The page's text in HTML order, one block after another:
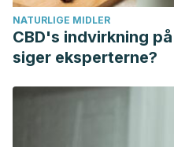
NATURLIGE MIDLER
CBD's indvirkning
siger eksperterne?